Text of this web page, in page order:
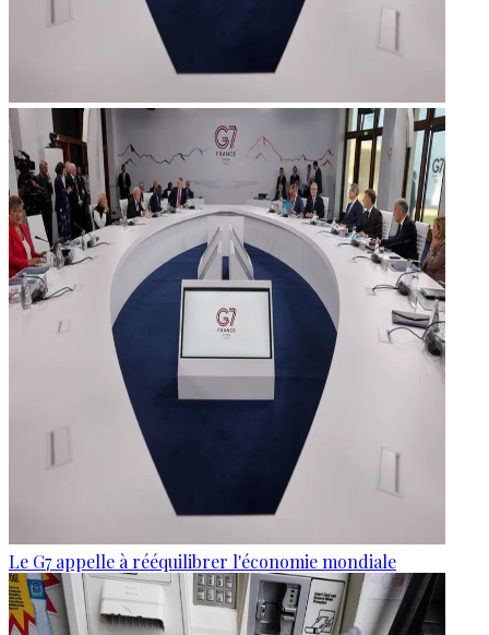
Le G7 appelle à rééquilibrer l'économie mondiale